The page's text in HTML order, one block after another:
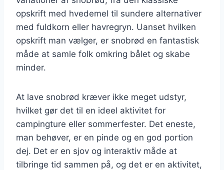
opskrift med hvedemel til sundere alternativer
med fuldkorn eller havregryn. Uanset hvilken
opskrift man vælger, er snobrød en fantastisk
måde at samle folk omkring bålet og skabe
minder.
At lave snobrød kræver ikke meget udstyr,
hvilket gør det til en ideel aktivitet for
campingture eller sommerfester. Det eneste,
man behøver, er en pinde og en god portion
dej. Det er en sjov og interaktiv måde at
tilbringe tid sammen på, og det er en aktivitet,